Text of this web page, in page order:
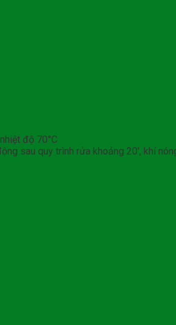
độ 70°C
sau quy trình rửa khoảng 20′, khí